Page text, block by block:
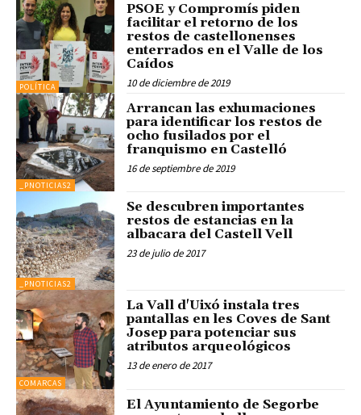
POLÍTICA
PSOE y Compromís piden
facilitar el retorno de los
restos de castellonenses
enterrados en el Valle de los
Caídos
10 de diciembre de 2019
_PNOTICIAS2
Arrancan las exhumaciones
para identificar los restos de
ocho fusilados por el
franquismo en Castelló
16 de septiembre de 2019
_PNOTICIAS2
Se descubren importantes
restos de estancias en la
albacara del Castell Vell
23 de julio de 2017
COMARCAS
La Vall d'Uixó instala tres
pantallas en les Coves de Sant
Josep para potenciar sus
atributos arqueológicos
13 de enero de 2017
El Ayuntamiento de Segorbe